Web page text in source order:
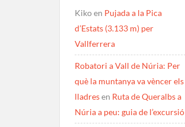
Kikoen Pujada a la Pica
d’Estats (3.133 m) per
Vallferrera
Robatori a Vall de Núria: Per
què la muntanya va vèncer els
lladresen Ruta de Queralbs a
Núria a peu: guia de l’excursió